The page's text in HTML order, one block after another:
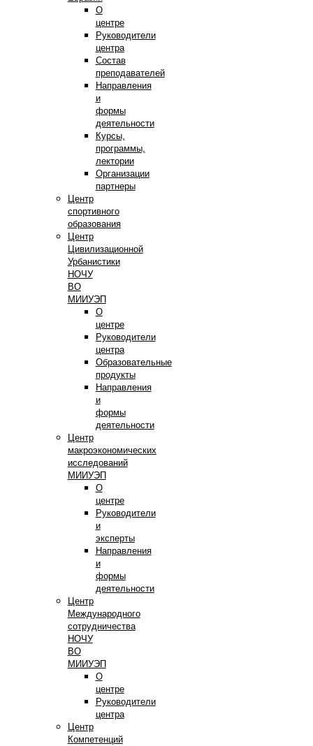
О
центре
Руководители
центра
Состав
преподавателей
Направления
и
формы
деятельности
Курсы,
программы,
лектории
Организации
партнеры
Центр
спортивного
образования
Центр
Цивилизационной
Урбанистики
НОЧУ
ВО
МИИУЭП
О
центре
Руководители
центра
Образовательные
продукты
Направления
и
формы
деятельности
Центр
макроэкономических
исследований
МИИУЭП
О
центре
Руководители
и
эксперты
Направления
и
формы
деятельности
Центр
Международного
сотрудничества
НОЧУ
ВО
МИИУЭП
О
центре
Руководители
центра
Центр
Компетенций